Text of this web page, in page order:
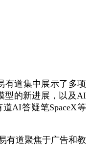
有道集中展示了多项
型的新进展，以及AI
AI答疑笔SpaceX等
有道聚焦于广告和教